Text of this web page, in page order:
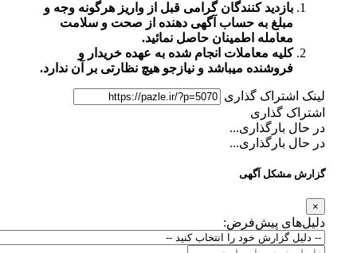
بازدید کنندگان گرامی قبل از واریز هرگونه وجه و
مبلغ به حساب آگهی دهنده از صحت و سلامت
معامله اطمینان حاصل نمائید.
کلیه معاملات انجام شده به عهده خریدار و
فروشنده میباشد و نیازجو هیچ نظارتی بر آن ندارد.
لینک اشتراک گذاری
اشتراک گذاری
در حال بارگذاری...
در حال بارگذاری...
گزارش مشکل آگهی
دلیل‌های پیش‌فرض: